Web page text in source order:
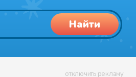
Найти
отключить рекламу